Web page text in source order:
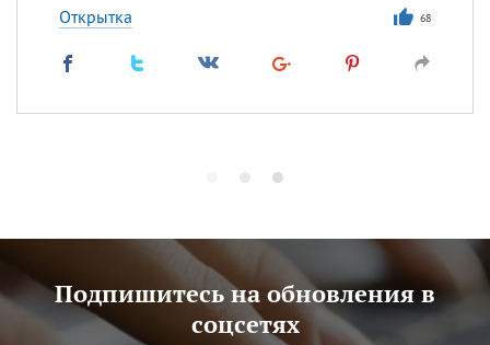
Открытка 68
Подпишитесь на обновления в
соцсетях